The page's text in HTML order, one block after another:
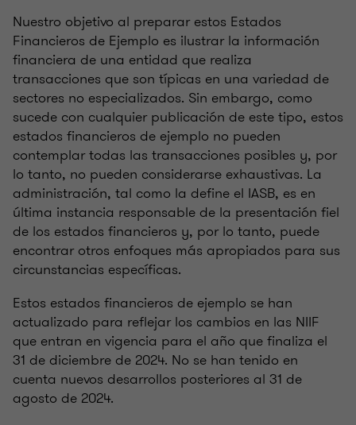
Nuestro objetivo al preparar estos Estados
Financieros de Ejemplo es ilustrar la información
financiera de una entidad que realiza
transacciones que son típicas en una variedad de
sectores no especializados. Sin embargo, como
sucede con cualquier publicación de este tipo, estos
estados financieros de ejemplo no pueden
contemplar todas las transacciones posibles y, por
lo tanto, no pueden considerarse exhaustivas. La
administración, tal como la define el IASB, es en
última instancia responsable de la presentación fiel
de los estados financieros y, por lo tanto, puede
encontrar otros enfoques más apropiados para sus
circunstancias específicas.
Estos estados financieros de ejemplo se han
actualizado para reflejar los cambios en las NIIF
que entran en vigencia para el año que finaliza el
31 de diciembre de 2024. No se han tenido en
cuenta nuevos desarrollos posteriores al 31 de
agosto de 2024.